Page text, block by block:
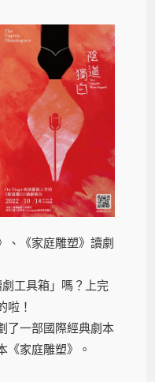
、《家庭雕塑》讀劇
工具箱」嗎？上完
啦！
了一部國際經典劇本
《家庭雕塑》。